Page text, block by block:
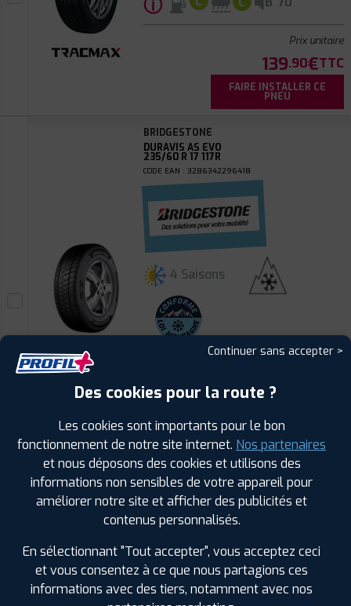
ⓘ
Prix unitaire
139.90€TTC
FAIRE INSTALLER CE
PNEU
BRIDGESTONE
DURAVIS AS EVO
235/60 R 17 117R
CODE EAN : 3286342296418
4 Saisons
ⓘ
214.90€TTC
FAIRE INSTALLER CE
PNEU
CONTINENTAL
CONTICROSSCONTACT WINTER
CODE EAN : 4019238384147
Hiver
Continuer sans accepter >
Des cookies pour la route ?
Les cookies sont importants pour le bon
fonctionnement de notre site internet. Nos partenaires
et nous déposons des cookies et utilisons des
informations non sensibles de votre appareil pour
améliorer notre site et afficher des publicités et
contenus personnalisés.
En sélectionnant "Tout accepter", vous acceptez ceci
et vous consentez à ce que nous partagions ces
informations avec des tiers, notamment avec nos